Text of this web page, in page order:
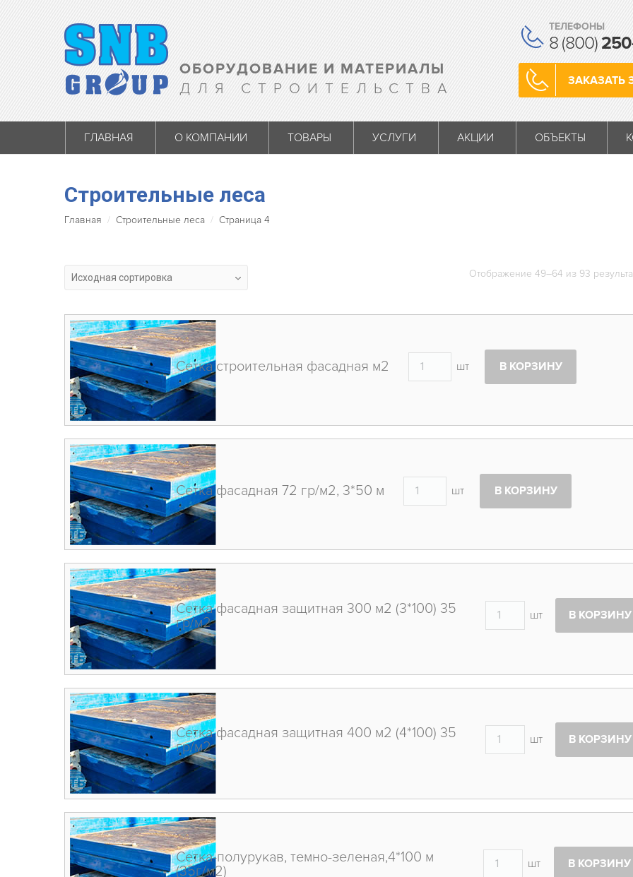
ОБОРУДОВАНИЕ И МАТЕРИАЛЫ
ДЛЯ СТРОИТЕЛЬСТВА
ТЕЛЕФОНЫ
8 (800)
ЗАКАЗАТЬ
ГЛАВНАЯ О КОМПАНИИ ТОВАРЫ УСЛУГИ АКЦИИ ОБЪЕКТЫ
Строительные леса
Главная Строительные леса Страница 4
Отображение 49–64 из 93
Исходная сортировка
Сетка строительная фасадная м2 шт В КОРЗИНУ
Сетка фасадная 72 гр/м2, 3*50 м шт В КОРЗИНУ
Сетка фасадная защитная 300 м2 (3*100) 35
гр/м2
шт В КОРЗИНУ
Сетка фасадная защитная 400 м2 (4*100) 35
гр/м2
шт В КОРЗИНУ
Сетка-полурукав, темно-зеленая,4*100 м
(35г/м2)
шт В КОРЗИНУ